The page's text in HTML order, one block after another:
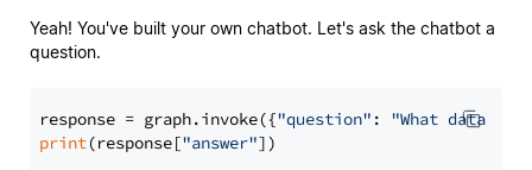
Yeah! You've built your own chatbot. Let's ask the chatbot a
question.
response = graph.invoke({"question" : "What data
print(response["answer"